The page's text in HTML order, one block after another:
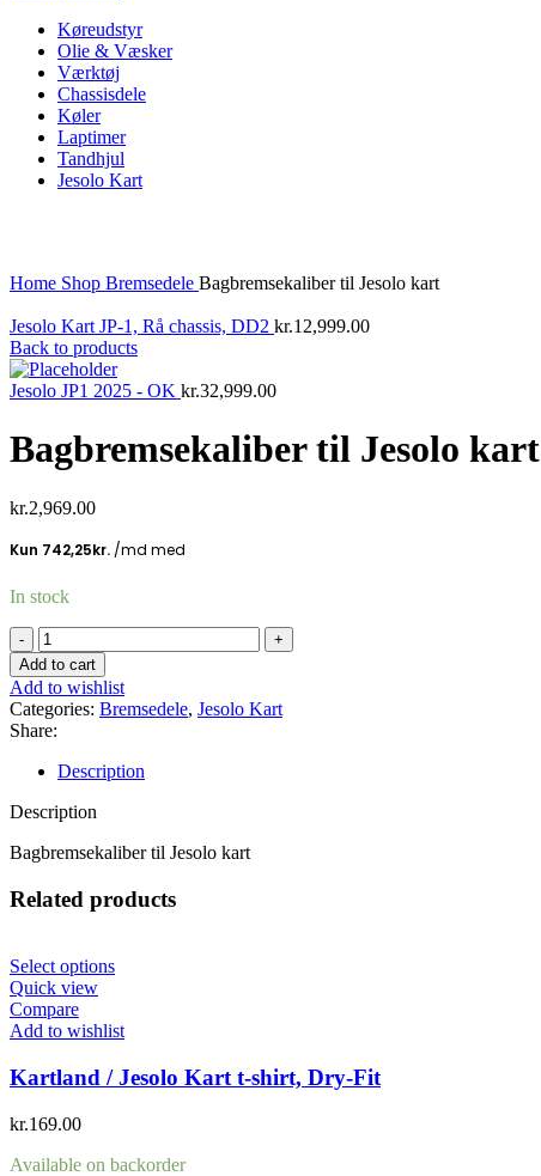
Køreudstyr
Olie & Væsker
Værktøj
Chassisdele
Køler
Laptimer
Tandhjul
Jesolo Kart
Home Shop Bremsedele Bagbremsekaliber til Jesolo kart
Jesolo Kart JP-1, Rå chassis, DD2 kr.12,999.00
Back to products
Jesolo JP1 2025 - OK kr.32,999.00
Bagbremsekaliber til Jesolo kart
kr.2,969.00
In stock
Bagbremsekaliber
til
Jesolo
kart
quantity
Add to cart
Add to wishlist
Categories: Bremsedele, Jesolo Kart
Share:
Description
Description
Bagbremsekaliber til Jesolo kart
Related products
Select options
Quick view
Compare
Add to wishlist
Kartland / Jesolo Kart t-shirt, Dry-Fit
kr.169.00
Available on backorder